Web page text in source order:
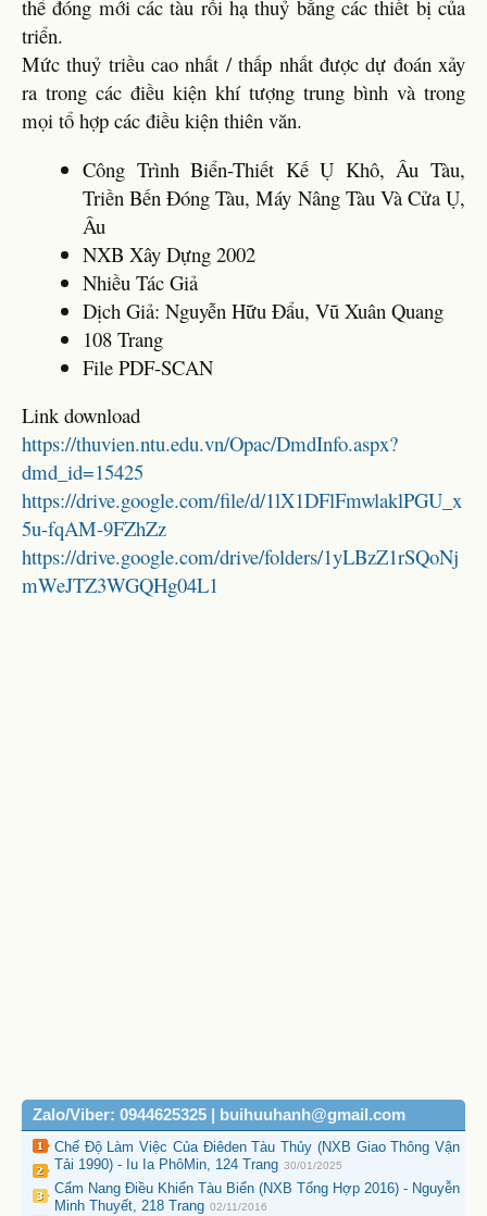
thể đóng mới các tàu rồi hạ thuỷ bằng các thiết bị của
triển.
Mức thuỷ triều cao nhất / thấp nhất được dự đoán xảy
ra trong các điều kiện khí tượng trung bình và trong
mọi tổ hợp các điều kiện thiên văn.
Công Trình Biển-Thiết Kế Ụ Khô, Âu Tàu,
Triền Bến Đóng Tàu, Máy Nâng Tàu Và Cửa Ụ,
Âu
NXB Xây Dựng 2002
Nhiều Tác Giả
Dịch Giả: Nguyễn Hữu Đẩu, Vũ Xuân Quang
108 Trang
File PDF-SCAN
Link download
https://thuvien.ntu.edu.vn/Opac/DmdInfo.aspx?
dmd_id=15425
https://drive.google.com/file/d/1lX1DFlFmwlaklPGU_x
5u-fqAM-9FZhZz
https://drive.google.com/drive/folders/1yLBzZ1rSQoNj
mWeJTZ3WGQHg04L1
Zalo/Viber: 0944625325 | buihuuhanh@gmail.com
Chế Độ Làm Việc Của Điêden Tàu Thủy (NXB Giao Thông Vận
Tải 1990) - Iu Ia PhôMin, 124 Trang 30/01/2025
Cẩm Nang Điều Khiển Tàu Biển (NXB Tổng Hợp 2016) - Nguyễn
Minh Thuyết, 218 Trang 02/11/2016